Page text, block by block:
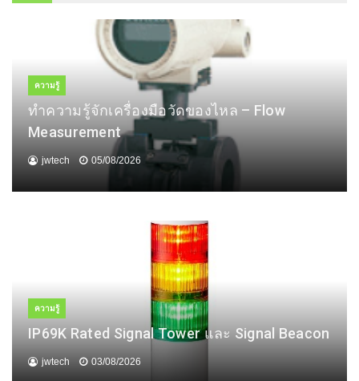
ความรู้
ทำความรู้จักเครื่องมือวัดของไหล – Flow
Measurement
jwtech 05/08/2026
ความรู้
IP69K Rated Signal Tower และ Signal Beacon
jwtech 03/08/2026